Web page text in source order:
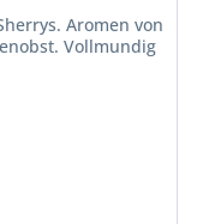
Aromen von
Vollmundig